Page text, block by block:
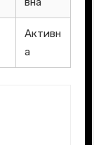
Активн
а